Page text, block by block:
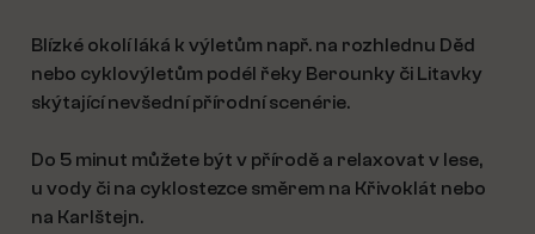
Blízké okolí láká k výletům např. na rozhlednu Děd
nebo cyklovýletům podél řeky Berounky či Litavky
skýtající nevšední přírodní scenérie.
Do 5 minut můžete být v přírodě a relaxovat v lese,
u vody či na cyklostezce směrem na Křivoklát nebo
na Karlštejn.